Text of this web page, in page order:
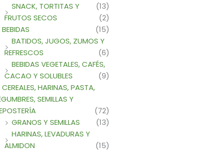
(13)
SNACK, TORTITAS Y
FRUTOS SECOS
(2)
BEBIDAS
(15)
BATIDOS, JUGOS, ZUMOS Y
REFRESCOS
(6)
BEBIDAS VEGETALES, CAFÉS,
CACAO Y SOLUBLES
(9)
CEREALES, HARINAS, PASTA,
SEMILLAS Y
(72)
GRANOS Y SEMILLAS
(13)
HARINAS, LEVADURAS Y
ALMIDON
(15)